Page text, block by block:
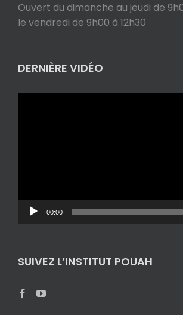
Ouvert du dimanche au jeudi de
le vendredi de 9h00 à 12h30
DERNIÈRE VIDÉO
00:00
SUIVEZ L’INSTITUT POUAH